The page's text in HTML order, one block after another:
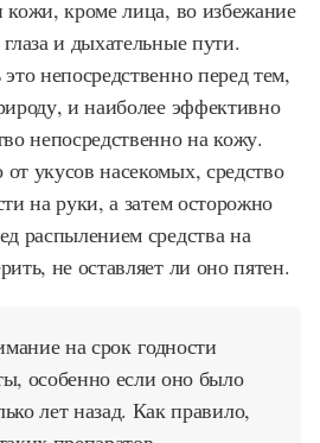
кожи, кроме лица, во избежание
и дыхательные пути.
непосредственно перед тем,
и наиболее эффективно
непосредственно на кожу.
укусов насекомых, средство
на руки, а затем осторожно
распылением средства на
не оставляет ли оно пятен.
на срок годности
особенно если оно было
лет назад. Как правило,